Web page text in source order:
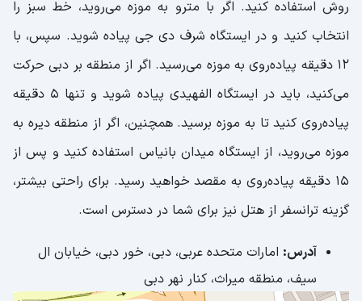
Platter)؛ تجربه‌ای با تصاویر عجیب
خنده‌دار و جالب
میز کلون (Clone Table)؛ تبدیل‌شدن به
گلدان روبین (Rubin’s Vase)؛ توهمی از
هولوگرام‌ها (Holograms)؛ تصاویری که واقعی
به نظیر می‌رسند!
روش استفاده کنید. اگر با مترو به موزه می‌روید، خط سبز را
انتخاب کنید و در ایستگاه شرف دی جی پیاده شوید. سپس، با
12 دقیقه پیاده‌روی به موزه می‌رسید. اگر از منطقه بر دبی حرکت
می‌کنید، باید در ایستگاه الفهیدی پیاده شوید و تنها 5 دقیقه
پیاده‌روی کنید تا به موزه برسید. همچنین، اگر از منطقه دیره به
موزه می‌روید، از ایستگاه میدان بانیاس استفاده کنید و پس از
15 دقیقه پیاده‌روی به مقصد خواهید رسید. برای راحتی بیشتر،
گزینه ترانسفر از هتل نیز برای شما در دسترس است.
آدرس: امارات متحده عربی، دبی، خور دبی، خیابان ال
سیف، منطقه میراث، کنار نهر دبی